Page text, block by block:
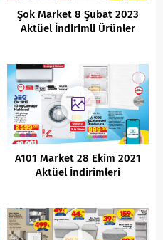
Şok Market 8 Şubat 2023
Aktüel İndirimli Ürünler
A101 Market 28 Ekim 2021
Aktüel İndirimleri